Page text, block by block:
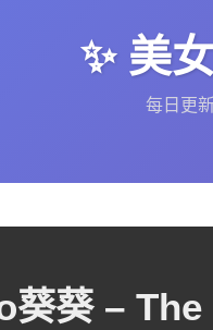
✨ 美
每日更
葵 –